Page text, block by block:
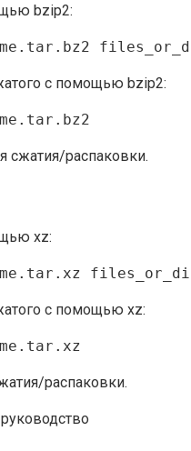
bzip2:
с помощью bzip2:
сжатия/распаковки.
xz:
с помощью xz:
распаковки.